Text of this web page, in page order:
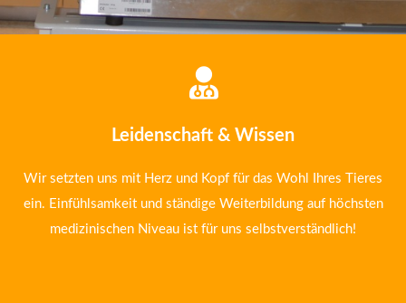
Leidenschaft & Wissen
Wir setzten uns mit Herz und Kopf für das Wohl Ihres Tieres
ein. Einfühlsamkeit und ständige Weiterbildung auf höchsten
medizinischen Niveau ist für uns selbstverständlich!